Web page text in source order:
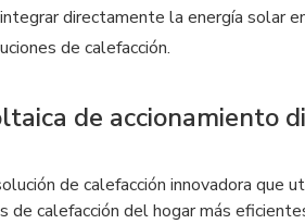
directamente la energía solar
de calefacción.
de accionamiento
de calefacción innovadora que
calefacción del hogar más